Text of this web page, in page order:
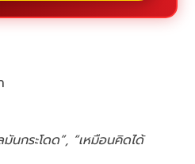
มันกระโดด”, “เหมือนคิดได้